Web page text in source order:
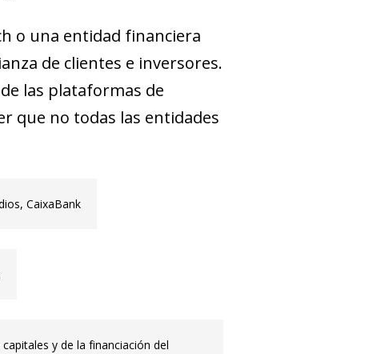
o una entidad financiera
de clientes e inversores.
las plataformas de
que no todas las entidades
CaixaBank
y de la financiación del